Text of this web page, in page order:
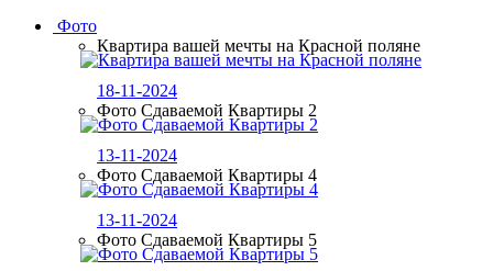
Фото
Квартира вашей мечты на Красной поляне
18-11-2024
Фото Сдаваемой Квартиры 2
13-11-2024
Фото Сдаваемой Квартиры 4
13-11-2024
Фото Сдаваемой Квартиры 5